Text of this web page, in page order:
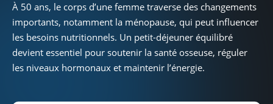
À 50 ans, le corps d’une femme traverse des changements
importants, notamment la ménopause, qui peut influencer
les besoins nutritionnels. Un petit-déjeuner équilibré
devient essentiel pour soutenir la santé osseuse, réguler
les niveaux hormonaux et maintenir l’énergie.